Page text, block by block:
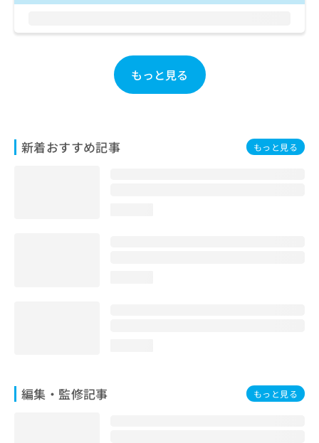
もっと見る
新着おすすめ記事 もっと見る
編集・監修記事 もっと見る
い